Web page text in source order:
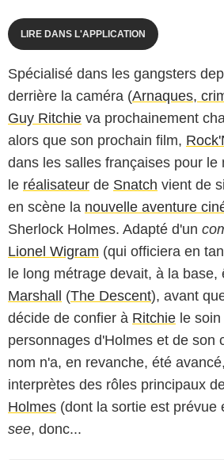
LIRE DANS L'APPLICATION
Spécialisé dans les gangsters
derrière la caméra (Arnaques,
Guy Ritchie va prochainement
alors que son prochain film,
dans les salles françaises pour le
le réalisateur de Snatch vient de
en scène la nouvelle aventure
Sherlock Holmes. Adapté d'un
Lionel Wigram (qui officiera en
le long métrage devait, à la base,
Marshall (The Descent), avant
décide de confier à Ritchie le
personnages d'Holmes et de son
nom n'a, en revanche, été
interprètes des rôles principaux
Holmes (dont la sortie est prévue
see, donc...